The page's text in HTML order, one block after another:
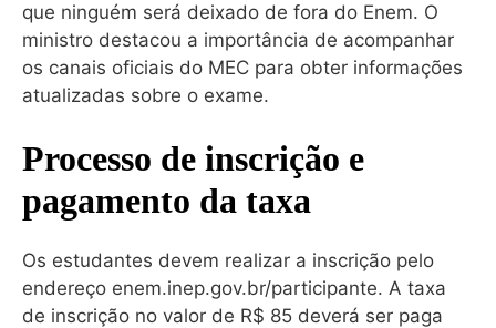
que ninguém será deixado de fora do Enem. O
ministro destacou a importância de acompanhar
os canais oficiais do MEC para obter informações
atualizadas sobre o exame.
Processo de inscrição e
pagamento da taxa
Os estudantes devem realizar a inscrição pelo
endereço enem.inep.gov.br/participante. A taxa
de inscrição no valor de R$ 85 deverá ser paga